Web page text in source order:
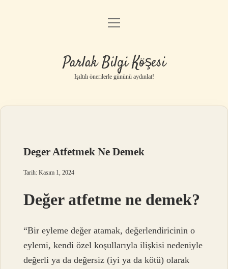
Anasayfa
Yasal Uyarı
menüyü
Parlak Bilgi Köşesi
Işıltılı önerilerle gününü aydınlat!
Deger Atfetmek Ne Demek
Tarih: Kasım 1, 2024
Değer atfetme ne demek?
“Bir eyleme değer atamak, değerlendiricinin o
eylemi, kendi özel koşullarıyla ilişkisi nedeniyle
değerli ya da değersiz (iyi ya da kötü) olarak